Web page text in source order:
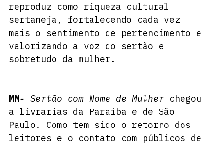
reproduz como riqueza cultural
sertaneja, fortalecendo cada vez
mais o sentimento de pertencimento e
valorizando a voz do sertão e
sobretudo da mulher.
MM- Sertão com Nome de Mulher chegou
a livrarias da Paraíba e de São
Paulo. Como tem sido o retorno dos
leitores e o contato com públicos de